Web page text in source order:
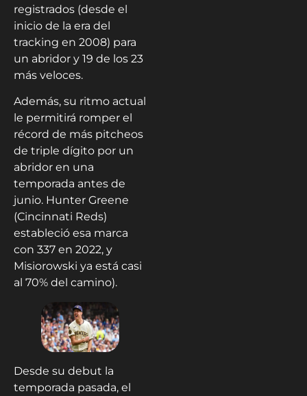
registrados (desde el
inicio de la era del
tracking en 2008) para
un abridor y 19 de los 23
más veloces.
Además, su ritmo actual
le permitirá romper el
récord de más pitcheos
de triple dígito por un
abridor en una
temporada antes de
junio. Hunter Greene
(Cincinnati Reds)
estableció esa marca
con 337 en 2022, y
Misiorowski ya está casi
al 70% del camino).
Desde su debut la
temporada pasada, el